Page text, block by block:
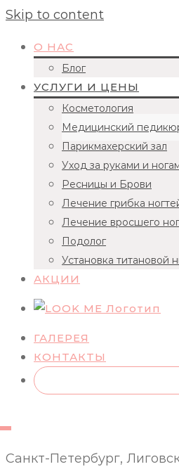
Skip to content
О НАС
Блог
УСЛУГИ И ЦЕНЫ
Косметология
Медицинский
Парикмахерский зал
Уход за руками и
Ресницы и Брови
Лечение грибка
Лечение вросшего
Подолог
Установка титановой
АКЦИИ
ГАЛЕРЕЯ
КОНТАКТЫ
Санкт-Петербург,